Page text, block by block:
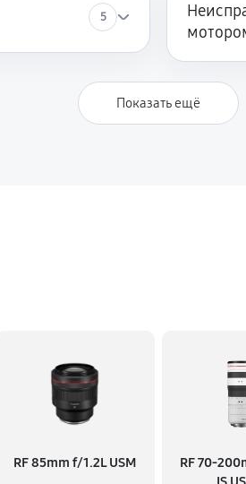
5
Показать ещё
RF 85mm f/1.2L USM
RF